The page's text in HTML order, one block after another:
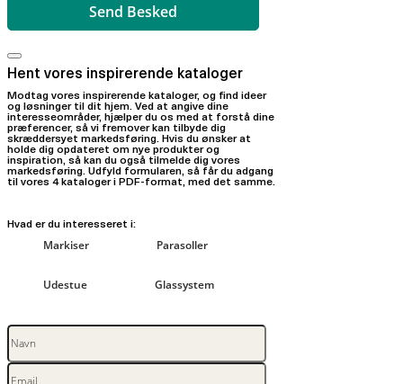
Hent vores inspirerende kataloger
Modtag vores inspirerende kataloger, og find ideer
og løsninger til dit hjem. Ved at angive dine
interesseområder, hjælper du os med at forstå dine
præferencer, så vi fremover kan tilbyde dig
skræddersyet markedsføring. Hvis du ønsker at
holde dig opdateret om nye produkter og
inspiration, så kan du også tilmelde dig vores
markedsføring. Udfyld formularen, så får du adgang
til vores 4 kataloger i PDF-format, med det samme.
Hvad er du interesseret i:
Markiser Parasoller
Udestue Glassystem